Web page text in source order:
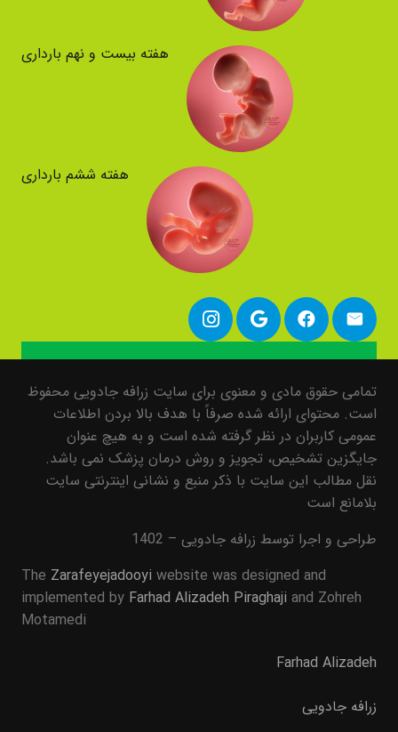
هفته بیست و نهم بارداری
هفته ششم بارداری
تمامی حقوق مادی و معنوی برای سایت زرافه جادویی محفوظ
است. محتوای ارائه شده صرفاً با هدف بالا بردن اطلاعات
عمومی کاربران در نظر گرفته شده است و به هیچ عنوان
جایگزین تشخیص، تجویز و روش درمان پزشک نمی باشد.
نقل مطالب این سایت با ذکر منبع و نشانی اینترنتی سایت
بلامانع است
طراحی و اجرا توسط زرافه جادویی – 1402
The Zarafeyejadooyi website was designed and
implemented by Farhad Alizadeh Piraghaji and Zohreh
Motamedi
Farhad Alizadeh
زرافه جادویی